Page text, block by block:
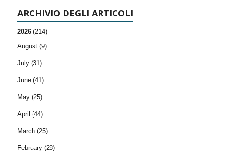
ARCHIVIO DEGLI ARTICOLI
2026 (214)
August (9)
July (31)
June (41)
May (25)
April (44)
March (25)
February (28)